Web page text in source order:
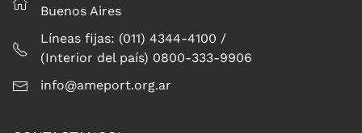
Buenos Aires
Líneas fijas: (011) 4344-4100 /
(Interior del país) 0800-333-9906
info@ameport.org.ar